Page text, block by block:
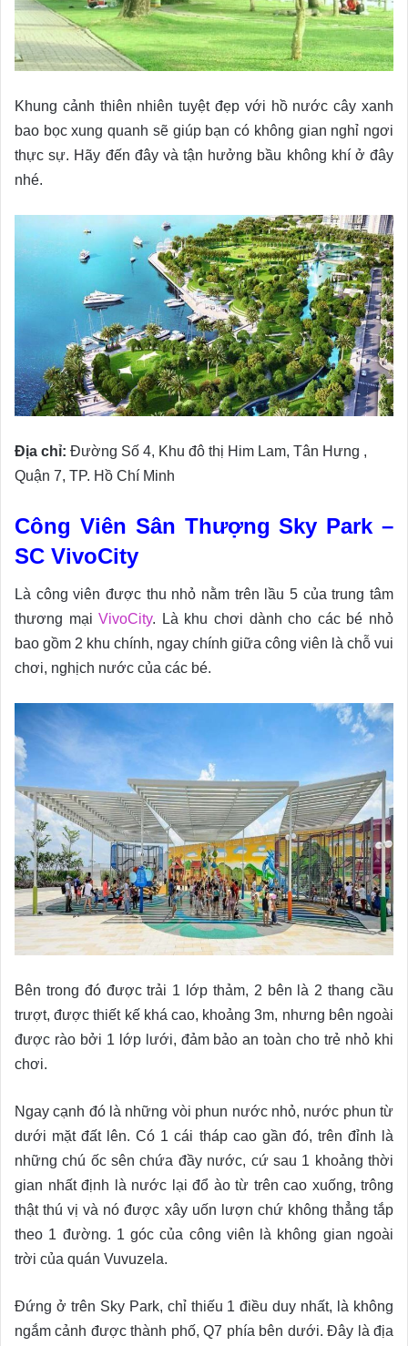
Khung cảnh thiên nhiên tuyệt đẹp với hồ nước cây xanh
bao bọc xung quanh sẽ giúp bạn có không gian nghỉ ngơi
thực sự. Hãy đến đây và tận hưởng bầu không khí ở đây
nhé.
Địa chỉ: Đường Số 4, Khu đô thị Him Lam, Tân Hưng ,
Quận 7, TP. Hồ Chí Minh
Công Viên Sân Thượng Sky Park –
SC VivoCity
Là công viên được thu nhỏ nằm trên lầu 5 của trung tâm
thương mạiVivoCity. Là khu chơi dành cho các bé nhỏ
bao gồm 2 khu chính, ngay chính giữa công viên là chỗ vui
chơi, nghịch nước của các bé.
Bên trong đó được trải 1 lớp thảm, 2 bên là 2 thang cầu
trượt, được thiết kế khá cao, khoảng 3m, nhưng bên ngoài
được rào bởi 1 lớp lưới, đảm bảo an toàn cho trẻ nhỏ khi
chơi.
Ngay cạnh đó là những vòi phun nước nhỏ, nước phun từ
dưới mặt đất lên. Có 1 cái tháp cao gần đó, trên đỉnh là
những chú ốc sên chứa đầy nước, cứ sau 1 khoảng thời
gian nhất định là nước lại đổ ào từ trên cao xuống, trông
thật thú vị và nó được xây uốn lượn chứ không thẳng tắp
theo 1 đường. 1 góc của công viên là không gian ngoài
trời của quán Vuvuzela.
Đứng ở trên Sky Park, chỉ thiếu 1 điều duy nhất, là không
ngắm cảnh được thành phố, Q7 phía bên dưới. Đây là địa